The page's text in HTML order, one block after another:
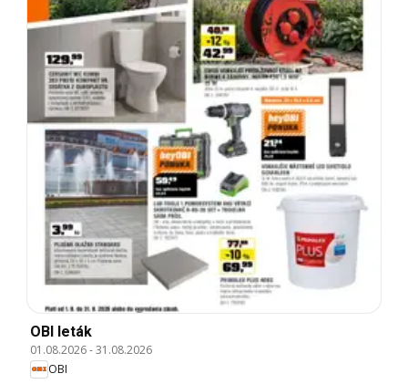
OBI leták
01.08.2026-31.08.2026
OBI